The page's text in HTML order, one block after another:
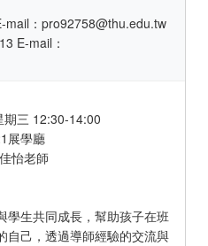
mail：pro92758@thu.edu.tw
E-mail：
三 12:30-14:00
展學廳
怡老師
學生共同成長，幫助孩子在班
自己，透過導師經驗的交流與